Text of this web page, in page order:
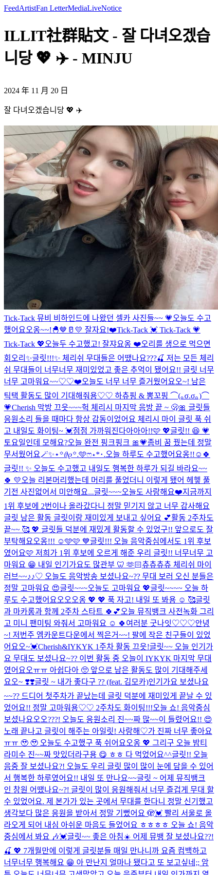
FeedArtistFan LetterMediaLiveNotice
ILLIT社群貼文 - 잘 다녀오겠습
니당 💖 ✈️ - MINJU
2024 年 11 月 20 日
잘 다녀오겠습니당 💖 ✈️
Tick-Tack 뮤비 비하인드에 나왔던 셀카 사진들~~ 💗 오늘도 수고
했어요오옹~~!🐣🤎🥛💛 잘자요!❤️Tick-Tack 💓 Tick-Tack 💗
Tick-Tack 💖 오늘두 수고했고! 잘쟈요옹 ❤️오리를 생으로 먹으면
회오리 ✨글릿!!!✨ 체리쉬 무대들은 어땠나요???🍒 저는 모든 체리
쉬 무대들이 너무너무 재미있었고 좋은 추억이 됐어요!! 글릿 너무
너무 고마워요~~♡♡❤️오늘도 너무 너무 즐거웠어요오~! 남은
틱택 활동도 많이 기대해줘용♡♡ 하츄핑 & 뽕꼬핑 ⌒(｡σ.σ｡)⌒
💗Cherish 막방 끄읏~~~헉 체리시 마지막 음방 끝 ~ 🫢🎀 글릿들
응원소리 들을 때마다 항상 감동이었어요 체리시 마이 글릿 푹 쉬
고 내일도 화이팅~ 💓점점 가까워진다아아아!!🩷 💖글릿!! 😆 💗
토요일인데 모해요?오늘 완전 핑크핑크 🎀💗좀비 꿈 꿨는데 정말
무서웠어요 🪄︎︎✨⋆꙳𝜗𝜚꙳.‬️🩵ෆ‪⋆*･.오늘 하루도 수고했어요옹!!☺️🍀
글릿!! ✨ 오늘도 수고했고 내일도 행복한 하루가 되길 바라요~~
🍀 💛 오늘 리본머리했는데 머리를 풀었더니 이렇게 됐어 헤헿 풀
기전 사진없어서 미안해요...글릿~~~오늘도 사랑해요❤️지금까지
1위 후보에 2번이나 올라갔다니 정말 믿기지 않고 너무 감사해요
글릿 남은 활동 글릿이랑 재미있게 보내고 싶어요 💕활동 2주차도
끝~~ 🥰 💖 글릿들 덕분에 재밌게 활동할 수 있었구!! 앞으로도 잘
부탁해요오옹!!! ☺️🩵🩷 💙글릿!!! 오늘 음악중심에서도 1위 후보
였어요🩷 저희가 1위 후보에 오르게 해준 우리 글릿!! 너무너무 고
마워요 😁 내일 인기가요도 많관부 🦷 🫶🏻츄츄츄츄 체리쉬 마이
러브~~♪♪♡ 오늘도 음악방송 보셨나요~?? 무대 보러 오신 분들은
정말 고마워요 😍글릿~~~오늘도 고마워요 💖글릿~~~~ 오늘 하
루도 수고했어요오오오옹 💖 💖 푹 자고! 내일 또 봐용 ☺️ 🥰글릿
과 마카롱과 함께 2주차 스타트 🍀💕 오늘 뮤직뱅크 사전녹화 그리
고 미니 팬미팅 와줘서 고마워요 ☺️ 🍀 여러분 굿나잇♡♡♡안녕
~! 저번주 엠카운트다운에서 찍은거~~! 팔에 작은 친구들이 있었
어요오~💓Cherish&IYKYK 1주차 활동 끄읏!글릿~~ 오늘 인기가
요 무대도 보셨나요~?? 이번 활동 중 오늘이 IYKYK 마지막 무대
였어요오ㅠㅠ 아쉽다아 🥺 앞으로 남은 활동도 많이 기대해주세
요오~ ❣️❣️글릿 ~ 내가 좋다구 ?? (feat. 김모카)인기가요 보셨나요
~~?? 드디어 첫주차가 끝났는데 글릿 덕분에 재미있게 끝날 수 있
었어요!! 정말 고마워용♡♡ 2주차도 화이팅!!!오늘 쇼! 음악중심
보셨나요오오???! 오늘도 응원소리 진~~짜 많~~이 들렸어요!! 😍
노래 끝나고 글릿이 해주는 아일릿! 사랑해♡가 진짜 너무 좋아요
ㅠㅠ 🥹 🥹 오늘도 수고했구 푹 쉬어요오옹 💖 그리구 오늘 밤티
라미수 진~~짜 맛있더라구용 😋 ㅎㅎ 다 먹었어요^^글릿!! 오늘
음중 잘 보셨나요?! 오늘도 우리 글릿 많이 많이 눈에 담을 수 있어
서 행복한 하루였어요!! 내일 또 만나요~~글릿 ~ 어제 뮤직뱅크
인 창원 어땠나요~?! 글릿이 많이 응원해줘서 너무 즐겁게 무대 할
수 있었어요. 제 본가가 있는 곳에서 무대를 한다니 정말 신기했고
생각보다 많은 응원을 받아서 정말 기뻤어요 🫣💓 빨리 서울로 올
라오게 되어 내심 아쉬운 마음도 들었어요 ㅎㅎㅎㅎ 오늘 쇼! 음악
중심에서 봐요 🎶💓글릿~~ 좋은 아침☀️ 어제 뮤뱅 잘 보셨나요??!
🍒 💖 7개월만에 이렇게 글릿분들 매일 만나니까 요즘 컴백하고
너무너무 행복해요 😁 아 만난지 얼마나 됐다고 또 보고싶네;; 암